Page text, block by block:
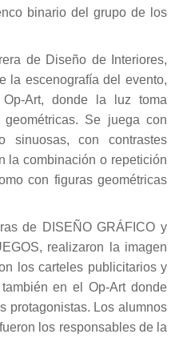
binario del grupo de los
de Diseño de Interiores,
la escenografía del evento,
Art, donde la luz toma
geométricas. Se juega con
sinuosas, con contrastes
la combinación o repetición
con figuras geométricas
de DISEÑO GRÁFICO y
realizaron la imagen
los carteles publicitarios y
en el Op-Art donde
protagonistas. Los alumnos
los responsables de la